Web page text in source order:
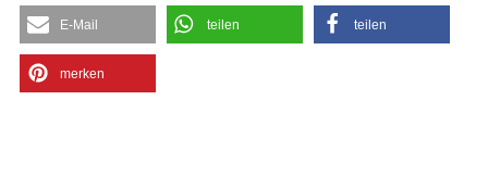
E-Mail teilen teilen
merken